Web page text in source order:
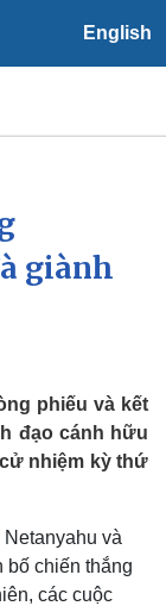
English
tiếtgiành
phiếu và kết
đạo cánh hữu
nhiệm kỳ thứ
và
bố chiến thắng
các cuộc